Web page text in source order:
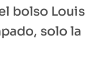
bolso Louis
solo la